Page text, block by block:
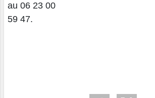
au 06 23 00
59 47.